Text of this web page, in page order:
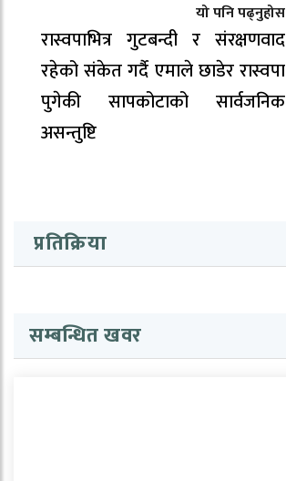
यो पनि पढ्नुहोस
रास्वपाभित्र गुटबन्दी र संरक्षणवाद
रहेको संकेत गर्दै एमाले छाडेर रास्वपा
पुगेकी सापकोटाको सार्वजनिक
असन्तुष्टि
प्रतिक्रिया
सम्बन्धित खवर